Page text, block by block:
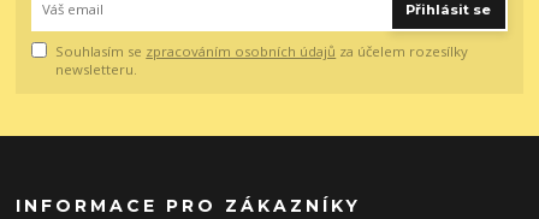
Přihlásit se
Souhlasím se zpracováním osobních údajů za účelem rozesílky
newsletteru.
INFORMACE PRO ZÁKAZNÍKY